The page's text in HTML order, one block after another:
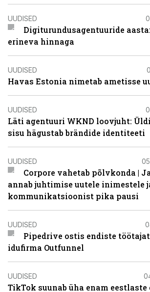
UUDISED
Digiturundusagentuuride
erineva hinnaga
UUDISED
Havas Estonia nimetab ametisse
UUDISED
Läti agentuuri WKND loovjuht:
sisu hägustab brändide identiteeti
UUDISED
Corpore vahetab põlvkonda |
annab juhtimise uutele inimestele
kommunikatsioonist pika pausi
UUDISED
Pipedrive ostis endiste
idufirma Outfunnel
UUDISED
TikTok suunab üha enam